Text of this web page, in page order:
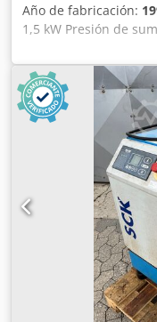
Año de fabricación:
1,5 kW Presión de
160 l Cjdpfx Akju Sbd
0,15 toneladas